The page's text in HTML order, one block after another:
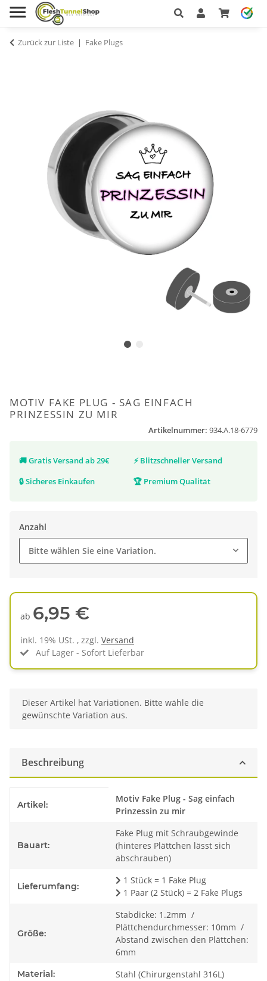
Zurück zur Liste Fake Plugs
MOTIV FAKE PLUG - SAG EINFACH
PRINZESSIN ZU MIR
Artikelnummer: 934.A.18-6779
🚚Gratis Versand ab 29€ ⚡ Blitzschneller Versand
🔒Sicheres Einkaufen 🏆 Premium Qualität
Anzahl
Bitte wählen Sie eine Variation.
ab 6,95 €
inkl. 19% USt. , zzgl. Versand
Auf Lager - Sofort Lieferbar
x
Dieser Artikel hat Variationen. Bitte wähle die
gewünschte Variation aus.
Beschreibung
Artikel:
Motiv Fake Plug - Sag einfach
Prinzessin zu mir
Bauart:
Fake Plug mit Schraubgewinde
(hinteres Plättchen lässt sich
abschrauben)
Lieferumfang:
1 Stück = 1 Fake Plug
1 Paar (2 Stück) = 2 Fake Plugs
Größe:
Stabdicke: 1.2mm /
Plättchendurchmesser: 10mm /
Abstand zwischen den Plättchen:
6mm
Material: Stahl (Chirurgenstahl 316L)